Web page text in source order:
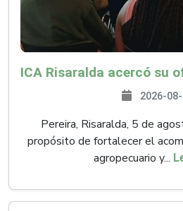
2026-
Pereira, Risaralda, 5 de
propósito de fortalecer el
agropecuario y...